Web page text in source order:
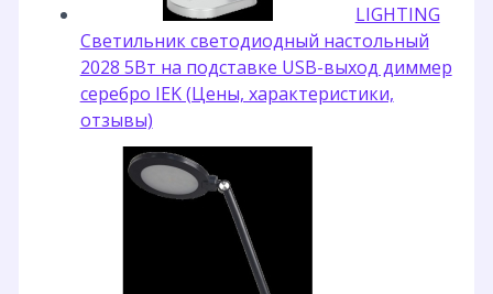
LIGHTING
Светильник светодиодный настольный
2028 5Вт на подставке USB-выход диммер
серебро IEK (Цены, характеристики,
отзывы)